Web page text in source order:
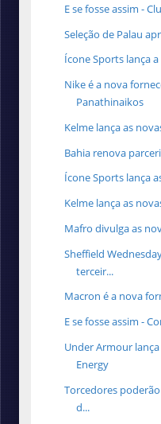
E se fosse assim -
Seleção de Palau
Ícone Sports lança
Nike é a nova
Panathinaikos
Kelme lança as
Bahia renova
Ícone Sports lança
Kelme lança as
Mafro divulga as
Sheffield
terceir...
Macron é a nova
E se fosse assim -
Under Armour
Energy
Torcedores
d...